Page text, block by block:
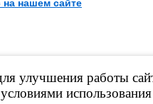
нашем сайте
обязательна!
каких условиях не является
улучшения работы